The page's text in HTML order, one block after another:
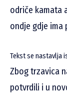
odriče kamata
ondje gdje ima
Tekst se nastavlja
Zbog trzavica
potvrdili i u